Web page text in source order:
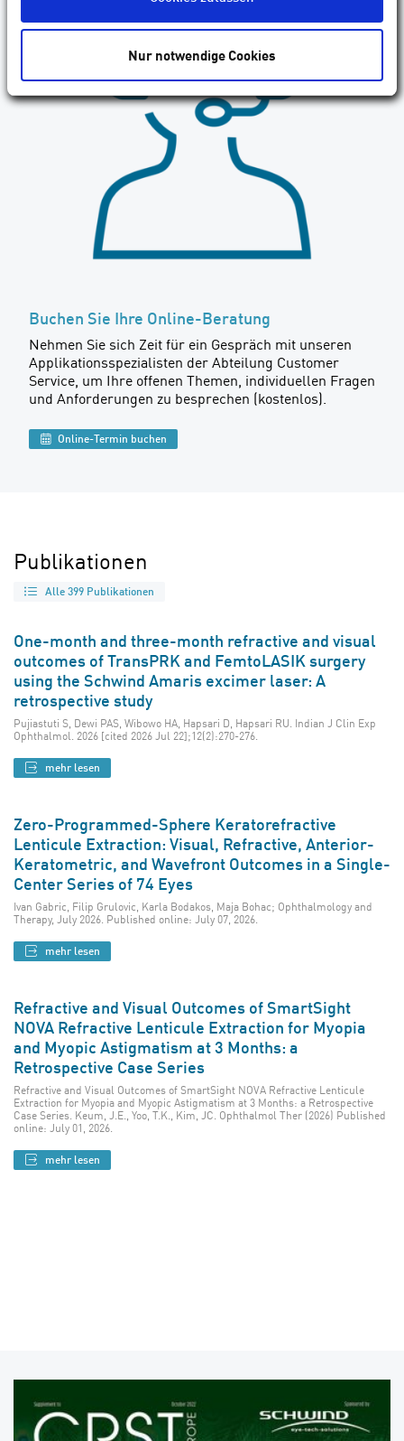
Nur notwendige Cookies
Buchen Sie Ihre Online-Beratung
Nehmen Sie sich Zeit für ein Gespräch mit unseren
Applikationsspezialisten der Abteilung Customer
Service, um Ihre offenen Themen, individuellen Fragen
und Anforderungen zu besprechen (kostenlos).
Online-Termin buchen
Publikationen
Alle 399 Publikationen
One-month and three-month refractive and visual
outcomes of TransPRK and FemtoLASIK surgery
using the Schwind Amaris excimer laser: A
retrospective study
Pujiastuti S, Dewi PAS, Wibowo HA, Hapsari D, Hapsari RU. Indian J Clin Exp
Ophthalmol. 2026 [cited 2026 Jul 22];12(2):270-276.
mehr lesen
Zero-Programmed-Sphere Keratorefractive
Lenticule Extraction: Visual, Refractive, Anterior-
Keratometric, and Wavefront Outcomes in a Single-
Center Series of 74 Eyes
Ivan Gabric, Filip Grulovic, Karla Bodakos, Maja Bohac; Ophthalmology and
Therapy, July 2026. Published online: July 07, 2026.
mehr lesen
Refractive and Visual Outcomes of SmartSight
NOVA Refractive Lenticule Extraction for Myopia
and Myopic Astigmatism at 3 Months: a
Retrospective Case Series
Refractive and Visual Outcomes of SmartSight NOVA Refractive Lenticule
Extraction for Myopia and Myopic Astigmatism at 3 Months: a Retrospective
Case Series. Keum, J.E., Yoo, T.K., Kim, JC. Ophthalmol Ther (2026) Published
online: July 01, 2026.
mehr lesen